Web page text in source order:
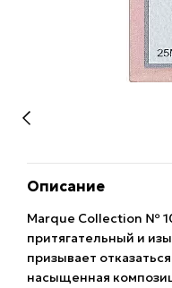
Описание
Marque Collection №
притягательный и
призывает
насыщенная